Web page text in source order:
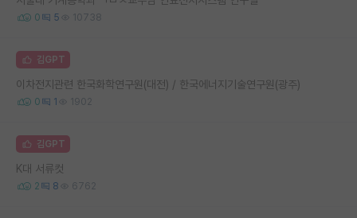
0 5 10738
김GPT
이차전지관련 한국화학연구원(대전) / 한국에너지기술연구원(광주)
0 1 1902
김GPT
K대 서류컷
2 8 6762